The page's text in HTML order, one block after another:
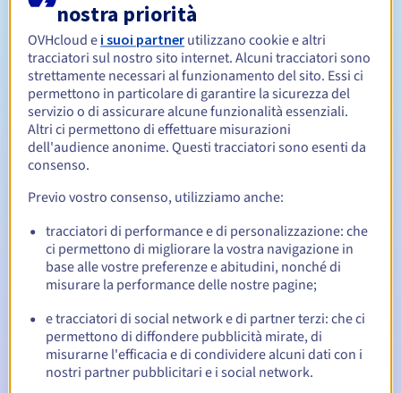
Periodo di rinnovo Da 1 a 10 anni
Redemption period 30 giorni
Notifiche automatiche:
Email di notifica:60, 30, 15, 7 e 3 giorni prima della
scadenza
Email il giorno della scadenzaper notificare la
sospensione del nome di dominio
Email dopo il Redemption Grace Periodper notificare la
cancellazione del nome di dominio
nostra priorità
OVHcloud e i suoi partner utilizzano cookie e altri
tracciatori sul nostro sito internet. Alcuni tracciatori sono
strettamente necessari al funzionamento del sito. Essi ci
permettono in particolare di garantire la sicurezza del
servizio o di assicurare alcune funzionalità essenziali.
Altri ci permettono di effettuare misurazioni
dell'audience anonime. Questi tracciatori sono esenti da
consenso.
Previo vostro consenso, utilizziamo anche:
tracciatori di performance e di personalizzazione: che
ci permettono di migliorare la vostra navigazione in
base alle vostre preferenze e abitudini, nonché di
misurare la performance delle nostre pagine;
e tracciatori di social network e di partner terzi: che ci
permettono di diffondere pubblicità mirate, di
misurarne l'efficacia e di condividere alcuni dati con i
nostri partner pubblicitari e i social network.